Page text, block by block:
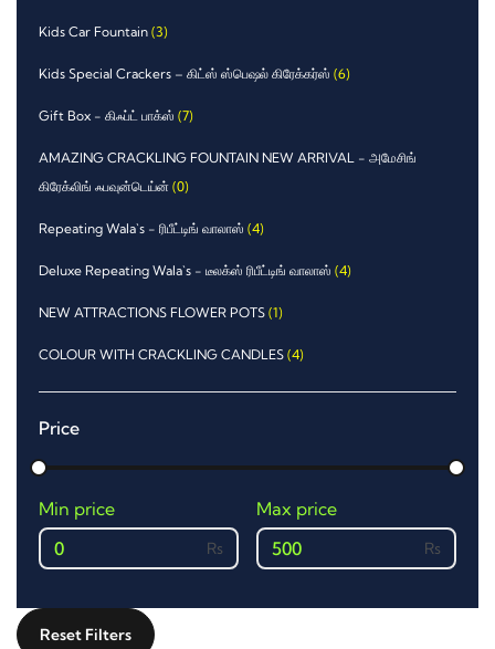
Kids Car Fountain (3)
Kids Special Crackers – கிட்ஸ் ஸ்பெஷல் கிரேக்கர்ஸ் (6)
Gift Box - கிஃப்ட் பாக்ஸ் (7)
AMAZING CRACKLING FOUNTAIN NEW ARRIVAL - அமேசிங்
கிரேக்லிங் ஃபவுன்டெய்ன் (0)
Repeating Wala`s - ரிபீட்டிங் வாலாஸ் (4)
Deluxe Repeating Wala`s - டீலக்ஸ் ரிபீட்டிங் வாலாஸ் (4)
NEW ATTRACTIONS FLOWER POTS (1)
COLOUR WITH CRACKLING CANDLES (4)
Price
Min price
0
Max price
500
Reset Filters